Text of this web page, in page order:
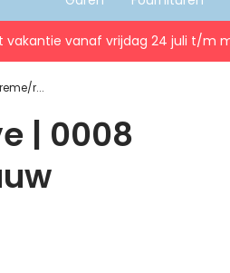
vakantie vanaf vrijdag 24 juli t/m
r...
| 0008